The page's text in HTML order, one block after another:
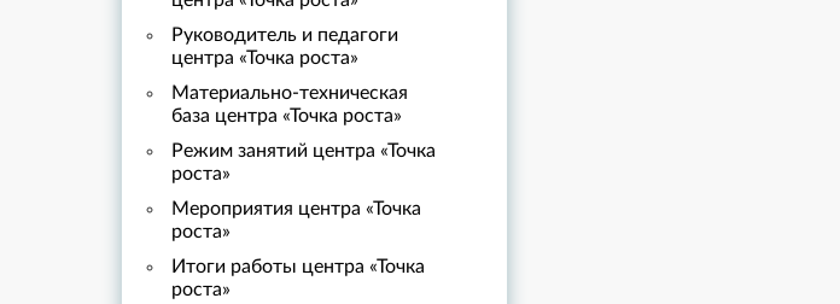
Руководитель и педагоги
центра «Точка роста»
Материально-техническая
база центра «Точка роста»
Режим занятий центра «Точка
роста»
Мероприятия центра «Точка
роста»
Итоги работы центра «Точка
роста»